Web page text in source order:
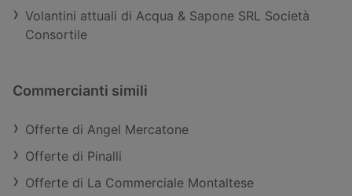
Volantini attuali di Acqua & Sapone SRL Società
Consortile
Commercianti simili
Offerte di Angel Mercatone
Offerte di Pinalli
Offerte di La Commerciale Montaltese